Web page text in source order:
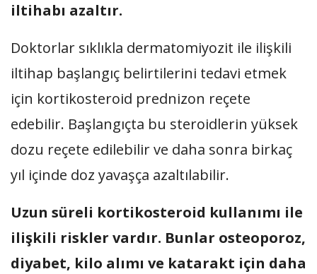
iltihabı azaltır.
Doktorlar sıklıkla dermatomiyozit ile ilişkili
iltihap başlangıç belirtilerini tedavi etmek
için kortikosteroid prednizon reçete
edebilir. Başlangıçta bu steroidlerin yüksek
dozu reçete edilebilir ve daha sonra birkaç
yıl içinde doz yavaşça azaltılabilir.
Uzun süreli kortikosteroid kullanımı ile
ilişkili riskler vardır. Bunlar osteoporoz,
diyabet, kilo alımı ve katarakt için daha